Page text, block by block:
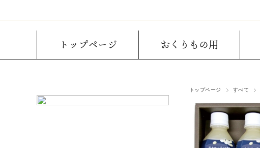
トップページ おくりもの用
トップページ すべて